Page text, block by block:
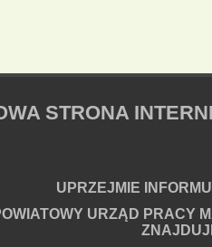
STRONA
UPRZEJMIE
URZĄD PRACY